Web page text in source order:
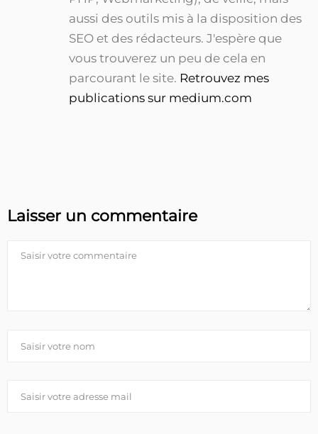
aussi des outils mis à la disposition des
SEO et des rédacteurs. J'espère que
vous trouverez un peu de cela en
parcourant le site. Retrouvez mes
publications sur medium.com
Laisser un commentaire